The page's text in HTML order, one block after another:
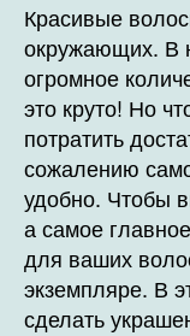
Красивые
окружающих. В
огромное
это круто! Но
потратить
сожалению
удобно. Чтобы
а самое
для ваших
экземпляре. В
сделать